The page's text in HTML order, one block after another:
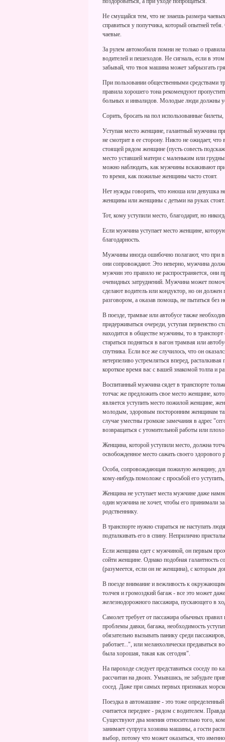
Не смущайся тем, что не знаешь размера
справиться у попутчика, который опытней
чаевые.
За рулем автомобиля помни не только о
водителей и пешеходов. Не сигналь, если в
забывай, что твоя машина может забрызгать
При пользовании общественными средствами
правила хорошего тона рекомендуют
больных и инвалидов. Молодые люди должны
Сорить, бросать на пол использованные
Уступая место женщине, галантный мужчина
не смотрит в ее сторону. Никто не ожидает,
стоящей рядом женщине (пусть совесть
место уставшей матери с маленьким или
можно наблюдать, как мужчины вскакивают
то время, как пожилые женщины часто стоят.
Нет нужды говорить, что юноша или девушка
женщины или женщины с детьми на руках стоят.
Тот, кому уступили место, благодарит, но
Если мужчина уступает место женщине,
благодарность.
Мужчины иногда ошибочно полагают, что при
они сопровождают. Это неверно, мужчина
мужчин это правило не распространяется, они
очевидных затруднений. Мужчина может
сделают водитель или кондуктор, но он должен
разговором, а оказав помощь, не пытаться без
В поезде, трамвае или автобусе также
придерживаться очереди, уступая
находится в обществе мужчины, то в
стараться подняться в вагон трамвая или
спутника. Если все же случилось, что он
нетерпеливо устремляться вперед,
короткое время вас с вашей знакомой толпа и
Воспитанный мужчина сядет в транспорте
тотчас же предложить свое место женщине,
является уступить место пожилой женщине,
молодым, здоровым посторонним женщинам
случае уместны громкие замечания в адрес
возвращаться с утомительной работы или плохо
Женщина, которой уступили место, должна
освобожденное место сажать своего
Особа, сопровождающая пожилую женщину, для
кому-нибудь помоложе с просьбой его
Женщина не уступает места мужчине даже
один мужчина не хочет, чтобы его принимали
родственнику.
В транспорте нужно стараться не наступать
подталкивать его в спину. Неприлично
Если женщина едет с мужчиной, он первым
сойти женщине. Однако подобная галантность
(разумеется, если он не женщина), с которым
В поезде внимание и вежливость к
толчея и громоздкий багаж - все это может
железнодорожного пассажира, пускающего в
Самолет требует от пассажира обычных
проблемы давки, багажа, необходимость
обязательно вызывать панику среди
работает...", или меланхолически предаваться
была хорошая, такая как сегодня".
На пароходе следует представиться соседу по
рассчитан на двоих. Умывшись, не забудьте
сосед. Даже при самых первых признаках
Поездка в автомашине - это тоже
считается переднее - рядом с водителем.
Существуют два мнения относительно того,
занимает супруга хозяина машины, а гости
выбор, потому что может оказаться, что